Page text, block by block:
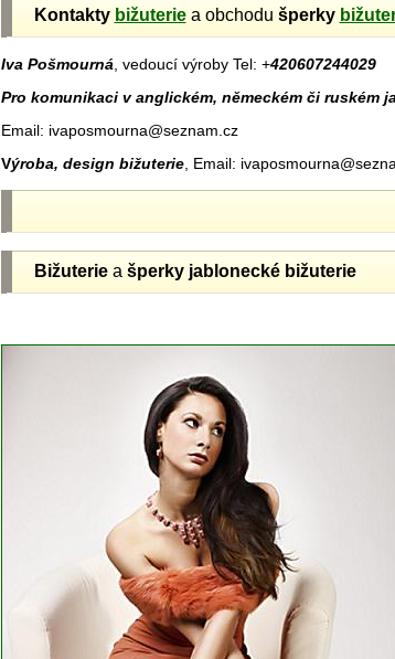
Kontakty bižuteriea obchodu šperky
Iva Pošmourná, vedoucí výroby Tel: +420607244029
Pro komunikaci v anglickém, německém či ruském
Email: ivaposmourna@seznam.cz
Výroba, design bižuterie, Email:
Bižuteriea šperky jablonecké bižuterie